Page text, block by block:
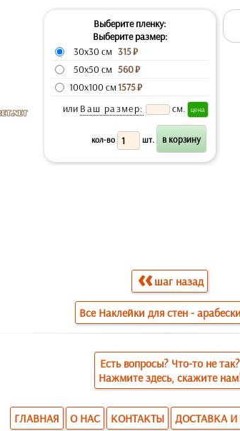
Выберите пленку:
Выберите размер:
30x30 см 315₽
50x50 см 560₽
100x100 см 1575₽
или Ваш размер: см.
кол-во шт.
шаг назад
Все Наклейки для стен - арабески
Есть вопросы? Что-то не так?
Нажмите здесь, скажите
ГЛАВНАЯ О НАС КОНТАКТЫ ДОСТАВКА